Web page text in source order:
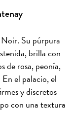
Su púrpura
brilla con
de rosa, peonía,
el palacio, el
y discretos
con una textura